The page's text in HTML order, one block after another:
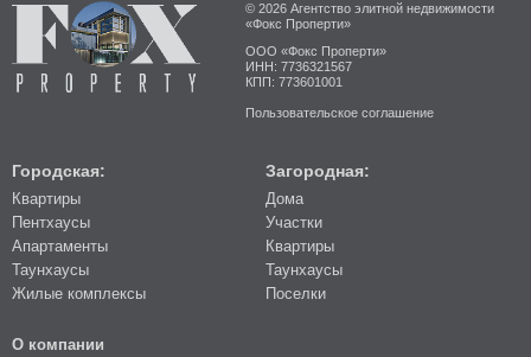
© 2026 Агентство элитной недвижимости
«Фокс Проперти»
ООО «Фокс Проперти»
ИНН: 7736321567
КПП: 773601001
Пользовательское соглашение
Городская:
Квартиры
Пентхаусы
Апартаменты
Таунхаусы
Жилые комплексы
Загородная:
Дома
Участки
Квартиры
Таунхаусы
Поселки
О компании